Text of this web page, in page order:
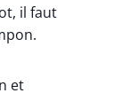
il faut
et